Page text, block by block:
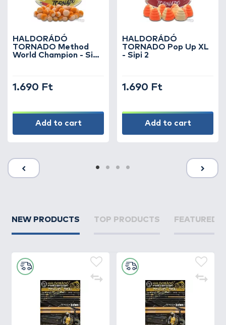
HALDORÁDÓ
TORNADO Method
World Champion - Sipi
1.690 Ft
Add to cart
HALDORÁDÓ
TORNADO Pop Up XL
- Sipi 2
1.690 Ft
Add to cart
NEW PRODUCTS TOP PRODUCTS FEATURED